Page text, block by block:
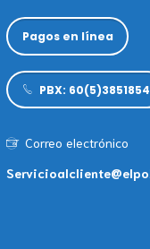
Pagos en línea
PBX: 60(5)3851854
Correo electrónico